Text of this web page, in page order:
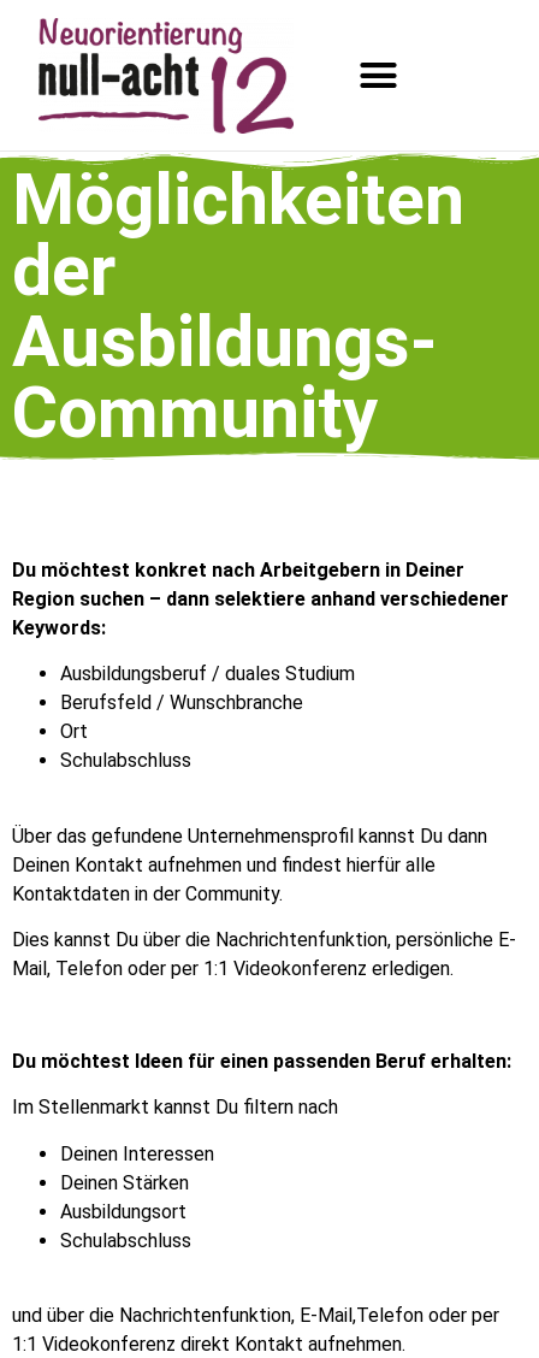
Möglichkeiten
der
Ausbildungs-
Community
Du möchtest konkret nach Arbeitgebern in Deiner
Region suchen – dann selektiere anhand verschiedener
Keywords:
Ausbildungsberuf / duales Studium
Berufsfeld / Wunschbranche
Ort
Schulabschluss
Über das gefundene Unternehmensprofil kannst Du dann
Deinen Kontakt aufnehmen und findest hierfür alle
Kontaktdaten in der Community.
Dies kannst Du über die Nachrichtenfunktion, persönliche E-
Mail, Telefon oder per 1:1 Videokonferenz erledigen.
Du möchtest Ideen für einen passenden Beruf erhalten:
Im Stellenmarkt kannst Du filtern nach
Deinen Interessen
Deinen Stärken
Ausbildungsort
Schulabschluss
und über die Nachrichtenfunktion, E-Mail,Telefon oder per
1:1 Videokonferenz direkt Kontakt aufnehmen.